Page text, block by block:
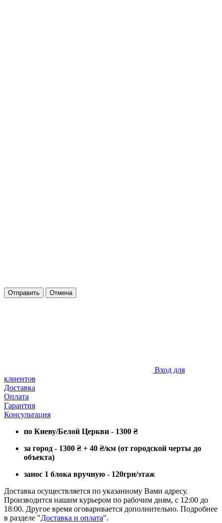
Отправить Отмена
Вход для
клиентов
Доставка
Оплата
Гарантия
Консультация
по Киеву/Белой Церкви - 1300 ₴
за город - 1300 ₴ + 40 ₴/км (от городской черты до
объекта)
занос 1 блока вручную - 120грн/этаж
Доставка осуществляется по указанному Вами адресу.
Производится нашим курьером по рабочим дням, с 12:00 до
18:00. Другое время оговаривается дополнительно. Подробнее
в разделе "Доставка и оплата".